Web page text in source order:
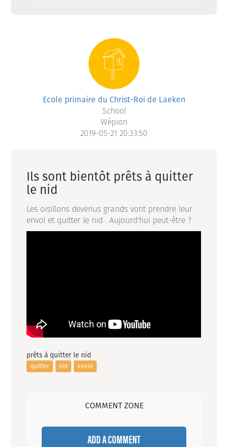
Ecole primaire du Christ-Roi de Laeken
School
Wépion
2019-05-21 20:33:50
Ils sont bientôt prêts à quitter
le nid
Les oisillons devenus grands vont prendre leur
envol et quitter le nid . Aujourd'hui peut-être ?
prêts à quitter le nid
quitter nid envol
COMMENT ZONE
ADD A COMMENT